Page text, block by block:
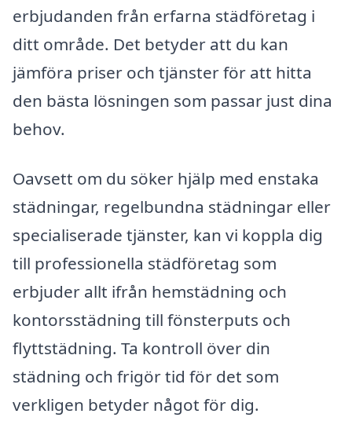
erbjudanden från erfarna städföretag i
ditt område. Det betyder att du kan
jämföra priser och tjänster för att hitta
den bästa lösningen som passar just dina
behov.
Oavsett om du söker hjälp med enstaka
städningar, regelbundna städningar eller
specialiserade tjänster, kan vi koppla dig
till professionella städföretag som
erbjuder allt ifrån hemstädning och
kontorsstädning till fönsterputs och
flyttstädning. Ta kontroll över din
städning och frigör tid för det som
verkligen betyder något för dig.